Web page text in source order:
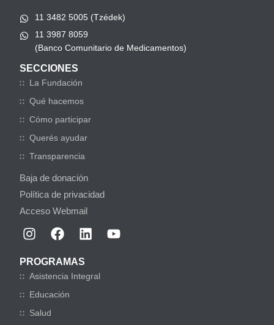
11 3482 5005 (Tzédek)
11 3987 8059
(Banco Comunitario de Medicamentos)
SECCIONES
La Fundación
Qué hacemos
Cómo participar
Querés ayudar
Transparencia
Baja de donación
Política de privacidad
Acceso Webmail
PROGRAMAS
Asistencia Integral
Educación
Salud